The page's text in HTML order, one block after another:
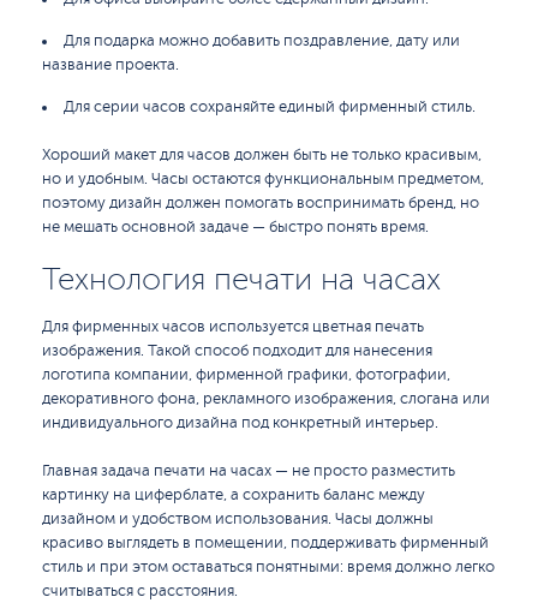
Для подарка можно добавить поздравление, дату или
название проекта.
Для серии часов сохраняйте единый фирменный стиль.
Хороший макет для часов должен быть не только красивым,
но и удобным. Часы остаются функциональным предметом,
поэтому дизайн должен помогать воспринимать бренд, но
не мешать основной задаче — быстро понять время.
Технология печати на часах
Для фирменных часов используется цветная печать
изображения. Такой способ подходит для нанесения
логотипа компании, фирменной графики, фотографии,
декоративного фона, рекламного изображения, слогана или
индивидуального дизайна под конкретный интерьер.
Главная задача печати на часах — не просто разместить
картинку на циферблате, а сохранить баланс между
дизайном и удобством использования. Часы должны
красиво выглядеть в помещении, поддерживать фирменный
стиль и при этом оставаться понятными: время должно легко
считываться с расстояния.